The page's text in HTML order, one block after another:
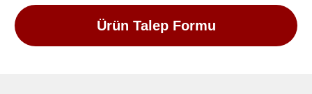
Ürün Talep Formu